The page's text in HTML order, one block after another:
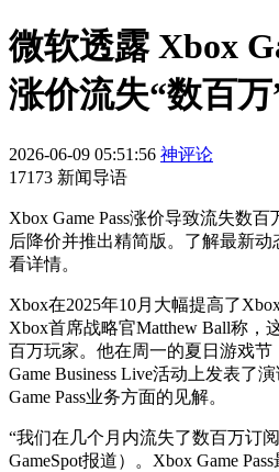
微软透露 Xbox
涨价流失“数百
2026-06-09 05:51:56 神评论
17173 新闻导语
Xbox Game Pass涨价导致流失数
后降价并推出精简版。了解最新
看详情。
Xbox在2025年10月大幅提高了
Xbox首席战略官Matthew Ball称，
百万玩家。他在周一的夏日游戏节
Game Business Live活动上发表了
Game Pass业务方面的见解。
“我们在几个月内流失了数百万订
GameSpot报道）。Xbox Game